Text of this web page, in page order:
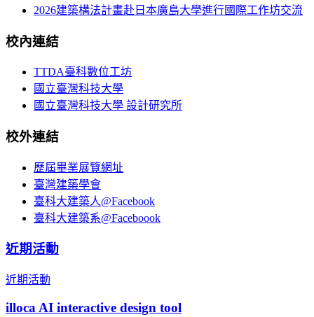
2026建築構法計畫赴日本廣島大學進行國際工作坊交流
校內連結
TTDA臺科數位工坊
國立臺灣科技大學
國立臺灣科技大學 設計研究所
校外連結
歷屆畢業展覽網址
臺灣建築學會
臺科大建築人@Facebook
臺科大建築系@Faceboook
近期活動
近期活動
illoca AI interactive design tool